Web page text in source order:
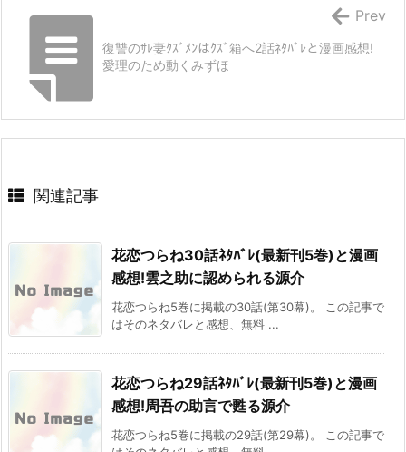
復讐のｻﾚ妻ｸｽﾞﾒﾝはｸｽﾞ箱へ2話ﾈﾀﾊﾞﾚと漫画感想!
愛理のため動くみずほ
Prev
関連記事
花恋つらね30話ﾈﾀﾊﾞﾚ(最新刊5巻)と漫画
感想!雲之助に認められる源介
花恋つらね5巻に掲載の30話(第30幕)。 この記事で
はそのネタバレと感想、無料 ...
花恋つらね29話ﾈﾀﾊﾞﾚ(最新刊5巻)と漫画
感想!周吾の助言で甦る源介
花恋つらね5巻に掲載の29話(第29幕)。 この記事で